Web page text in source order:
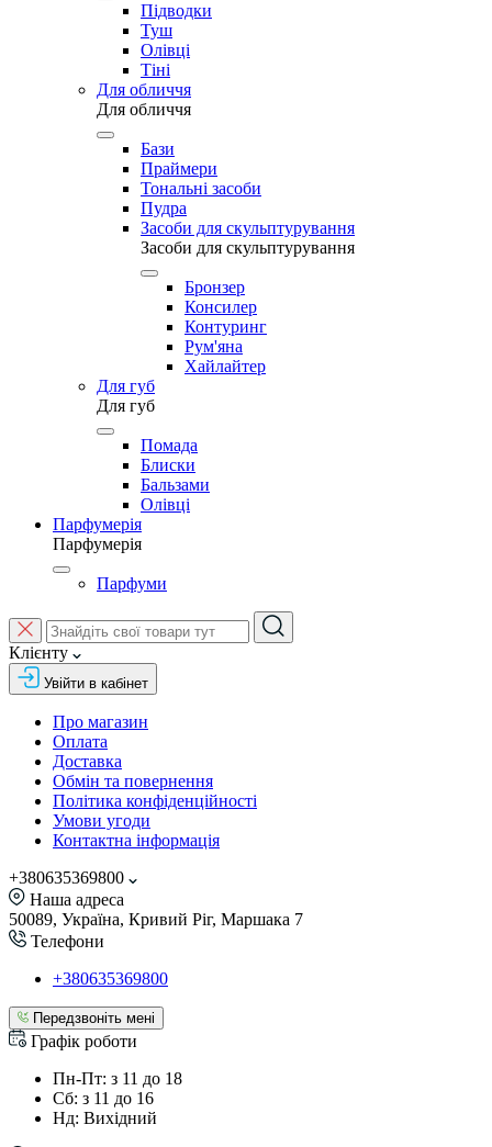
Підводки
Туш
Олівці
Тіні
Для обличчя
Для обличчя
Бази
Праймери
Тональні засоби
Пудра
Засоби для скульптурування
Засоби для скульптурування
Бронзер
Консилер
Контуринг
Рум'яна
Хайлайтер
Для губ
Для губ
Помада
Блиски
Бальзами
Олівці
Парфумерія
Парфумерія
Парфуми
Клієнту
Увійти в кабінет
Про магазин
Оплата
Доставка
Обмін та повернення
Політика конфіденційності
Умови угоди
Контактна інформація
+380635369800
Наша адреса
50089, Україна, Кривий Ріг, Маршака 7
Телефони
+380635369800
Передзвоніть мені
Графік роботи
Пн-Пт: з 11 до 18
Сб: з 11 до 16
Нд: Вихідний